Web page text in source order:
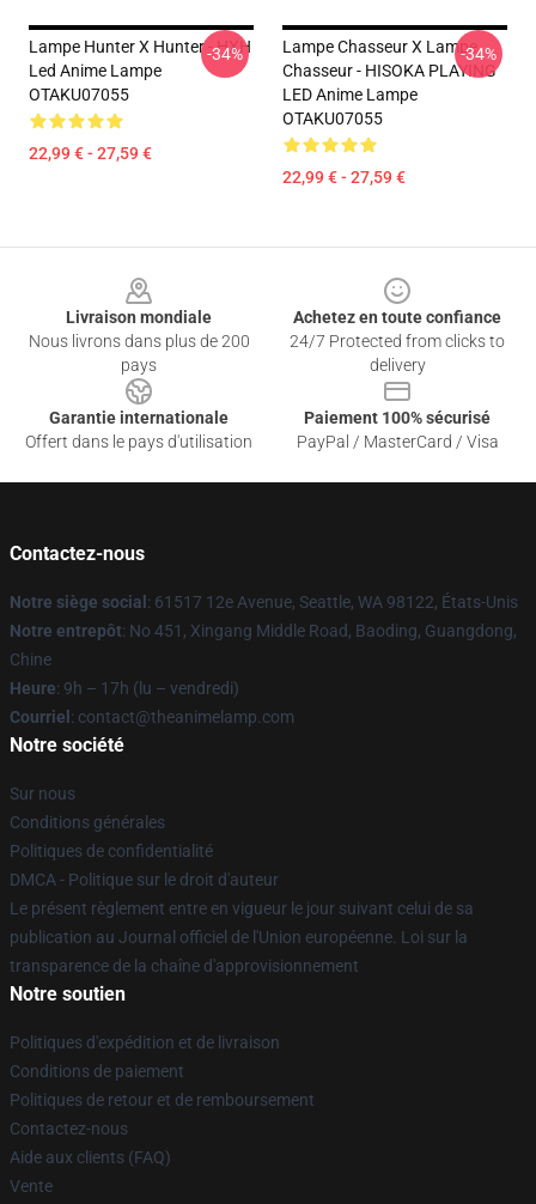
Lampe Hunter X Hunter - HXH
Led Anime Lampe
OTAKU07055
22,99 € - 27,59 €
-34%
Lampe Chasseur X Lampe
Chasseur - HISOKA PLAYING
LED Anime Lampe
OTAKU07055
22,99 € - 27,59 €
-34%
Livraison mondiale
Nous livrons dans plus de 200
pays
Achetez en toute confiance
24/7 Protected from clicks to
delivery
Garantie internationale
Offert dans le pays d'utilisation
Paiement 100% sécurisé
PayPal / MasterCard / Visa
Contactez-nous
Notre siège social : 61517 12e Avenue, Seattle, WA 98122, États-Unis
Notre entrepôt: No 451, Xingang Middle Road, Baoding, Guangdong,
Chine
Heure: 9h – 17h (lu – vendredi)
Courriel : contact@theanimelamp.com
Notre société
Sur nous
Conditions générales
Politiques de confidentialité
DMCA - Politique sur le droit d'auteur
Le présent règlement entre en vigueur le jour suivant celui de sa
publication au Journal officiel de l'Union européenne. Loi sur la
transparence de la chaîne d'approvisionnement
Notre soutien
Politiques d'expédition et de livraison
Conditions de paiement
Politiques de retour et de remboursement
Contactez-nous
Aide aux clients (FAQ)
Vente